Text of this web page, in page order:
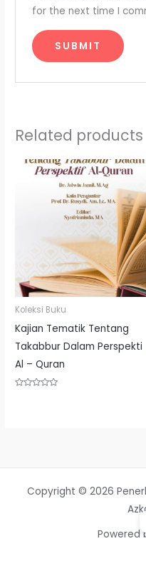
for the next time I
Related products
Koleksi Buku
Kajian Tematik Tentang
Takabbur Dalam Perspekti
Al – Quran
Copyright © 2026
Powered